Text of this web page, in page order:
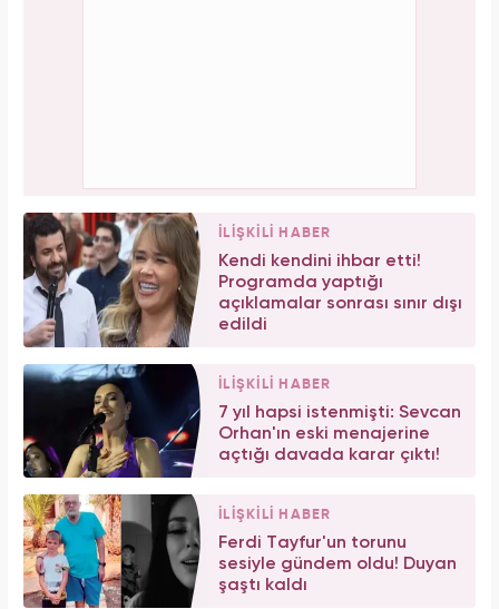
İLİŞKİLİ HABER
Kendi kendini ihbar etti!
Programda yaptığı
açıklamalar sonrası sınır dışı
edildi
İLİŞKİLİ HABER
7 yıl hapsi istenmişti: Sevcan
Orhan'ın eski menajerine
açtığı davada karar çıktı!
İLİŞKİLİ HABER
Ferdi Tayfur'un torunu
sesiyle gündem oldu! Duyan
şaştı kaldı